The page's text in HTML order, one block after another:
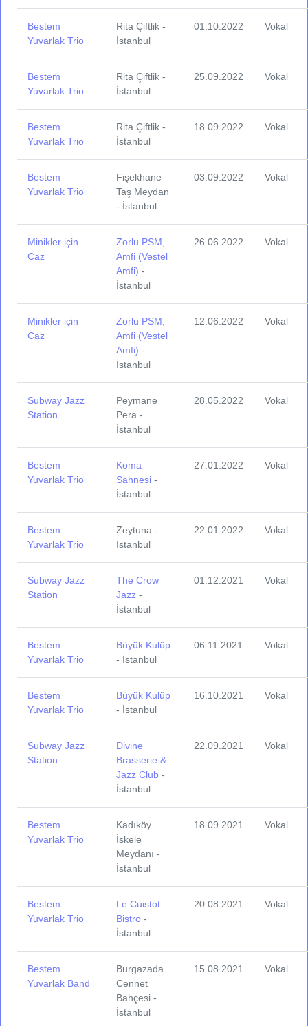
Bestem
Yuvarlak Trio
Rita Çiftlik -
İstanbul
01.10.2022 Vokal
Bestem
Yuvarlak Trio
Rita Çiftlik -
İstanbul
25.09.2022 Vokal
Bestem
Yuvarlak Trio
Rita Çiftlik -
İstanbul
18.09.2022 Vokal
Bestem
Yuvarlak Trio
Fişekhane
Taş Meydan
- İstanbul
03.09.2022 Vokal
Minikler için
Caz
Zorlu PSM,
Amfi (Vestel
Amfi) -
İstanbul
26.06.2022 Vokal
Minikler için
Caz
Zorlu PSM,
Amfi (Vestel
Amfi) -
İstanbul
12.06.2022 Vokal
Subway Jazz
Station
Peymane
Pera -
İstanbul
28.05.2022 Vokal
Bestem
Yuvarlak Trio
Koma
Sahnesi -
İstanbul
27.01.2022 Vokal
Bestem
Yuvarlak Trio
Zeytuna -
İstanbul
22.01.2022 Vokal
Subway Jazz
Station
The Crow
Jazz -
İstanbul
01.12.2021 Vokal
Bestem
Yuvarlak Trio
Büyük Kulüp
- İstanbul
06.11.2021 Vokal
Bestem
Yuvarlak Trio
Büyük Kulüp
- İstanbul
16.10.2021 Vokal
Subway Jazz
Station
Divine
Brasserie &
Jazz Club -
İstanbul
22.09.2021 Vokal
Bestem
Yuvarlak Trio
Kadıköy
İskele
Meydanı -
İstanbul
18.09.2021 Vokal
Bestem
Yuvarlak Trio
Le Cuistot
Bistro -
İstanbul
20.08.2021 Vokal
Bestem
Yuvarlak Band
Burgazada
Cennet
Bahçesi -
İstanbul
15.08.2021 Vokal